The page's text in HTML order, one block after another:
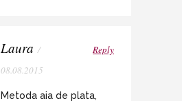
Laura /
08.08.2015
Reply
Metoda aia de plata,